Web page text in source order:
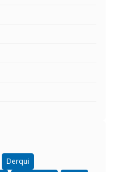
Derqui